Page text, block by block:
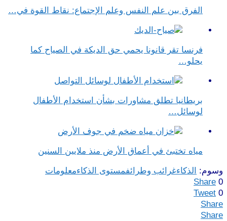
الفرق بين علم النفس وعلم الإجتماع​: نقاط القوة في…
فرنسا تقر قانونا يحمي حق الديكة في الصياح كما
يحلو…
بريطانيا تطلق مشاورات بشأن استخدام الأطفال
لوسائل…
مياه تختبئ في أعماق الأرض منذ ملايين السنين
وسوم: الذكاءغرائب وطرائفمستوى الذكاءمعلومات
Share 0
Tweet 0
Share
Share